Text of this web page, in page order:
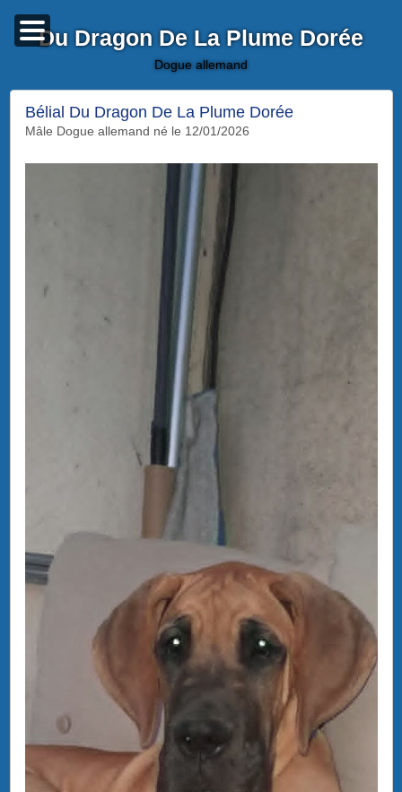
Du Dragon De La Plume Dorée
dogue allemand
Bélial Du Dragon De La Plume Dorée
mâle Dogue allemand né le 12/01/2026